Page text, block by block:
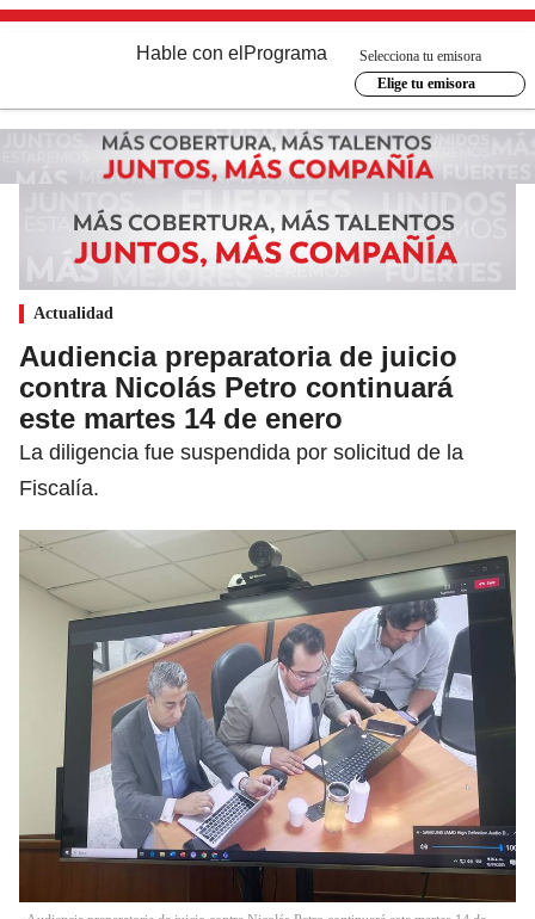
Hable con el Programa
Selecciona tu emisora
Elige tu emisora
Actualidad
Audiencia preparatoria de juicio
contra Nicolás Petro continuará
este martes 14 de enero
La diligencia fue suspendida por solicitud de la
Fiscalía.